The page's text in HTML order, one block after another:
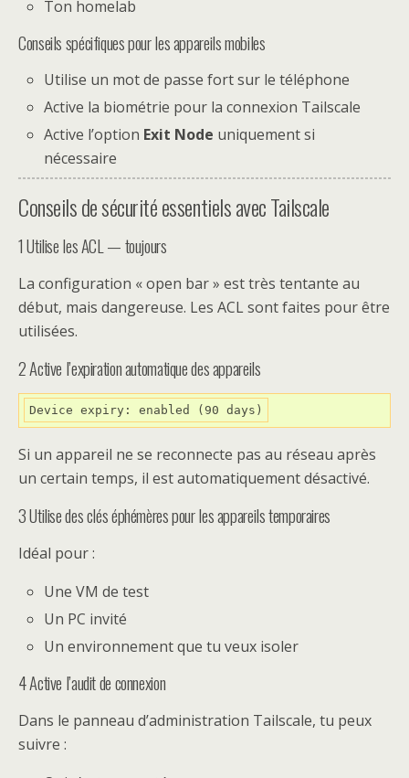
Ton homelab
Conseils spécifiques pour les appareils mobiles
Utilise un mot de passe fort sur le téléphone
Active la biométrie pour la connexion Tailscale
Active l’option Exit Node uniquement si
nécessaire
Conseils de sécurité essentiels avec Tailscale
1️ Utilise les ACL — toujours
La configuration « open bar » est très tentante au
début, mais dangereuse. Les ACL sont faites pour être
utilisées.
2️ Active l’expiration automatique des appareils
Device expiry: enabled (90 days)
Si un appareil ne se reconnecte pas au réseau après
un certain temps, il est automatiquement désactivé.
3️ Utilise des clés éphémères pour les appareils temporaires
Idéal pour :
Une VM de test
Un PC invité
Un environnement que tu veux isoler
4 Active l’audit de connexion
Dans le panneau d’administration Tailscale, tu peux
suivre :